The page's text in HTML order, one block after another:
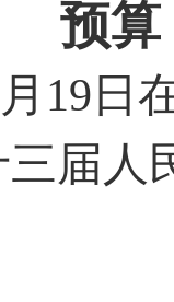
预算
19 日
三届人